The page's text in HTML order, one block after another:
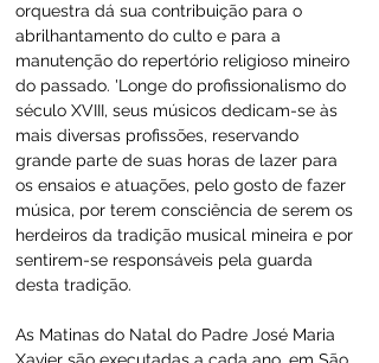
orquestra dá sua contribuição para o
abrilhantamento do culto e para a
manutenção do repertório religioso mineiro
do passado. 'Longe do profissionalismo do
século XVIII, seus músicos dedicam-se às
mais diversas profissões, reservando
grande parte de suas horas de lazer para
os ensaios e atuações, pelo gosto de fazer
música, por terem consciência de serem os
herdeiros da tradição musical mineira e por
sentirem-se responsáveis pela guarda
desta tradição.
As Matinas do Natal do Padre José Maria